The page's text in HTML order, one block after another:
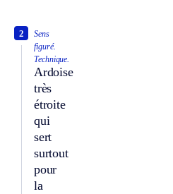
Sens
figuré.
Technique.
Ardoise
très
étroite
qui
sert
surtout
pour
la
2